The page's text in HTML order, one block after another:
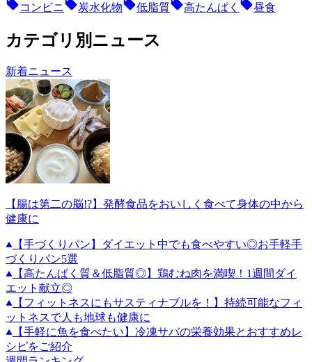
コンビニ 炭水化物 低脂質 高たんぱく 昼食
カテゴリ別ニュース
新着ニュース
【腸は第二の脳!?】発酵食品をおいしく食べて身体の中から
健康に
【手づくりパン】ダイエット中でも食べやすい◎お手軽手
づくりパン5選
【高たんぱく質＆低脂質◎】鶏むね肉を満喫！1週間ダイ
エット献立◎
【フィットネスにもサスティナブルを！】持続可能なフィ
ットネスで人も地球も健康に
【手軽に魚を食べたい】冷凍サバの栄養効果とおすすめレ
シピをご紹介